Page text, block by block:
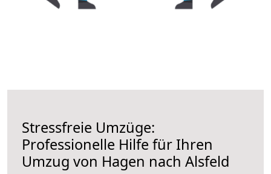
Stressfreie Umzüge:
Professionelle Hilfe für Ihren
Umzug von Hagen nach Alsfeld